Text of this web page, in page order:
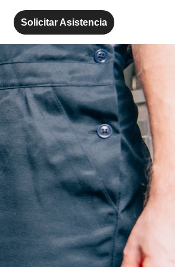
Solicitar Asistencia